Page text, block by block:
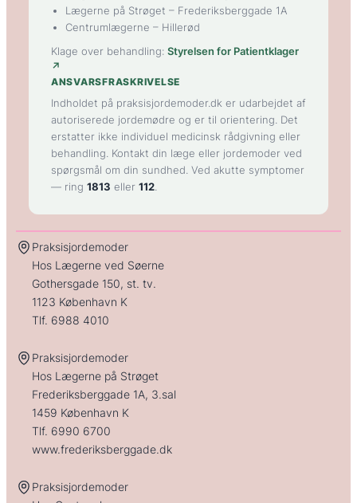
Lægerne på Strøget – Frederiksberggade 1A
Centrumlægerne – Hillerød
Klage over behandling: Styrelsen for Patientklager
↗
ANSVARSFRASKRIVELSE
Indholdet på praksisjordemoder.dk er udarbejdet af
autoriserede jordemødre og er til orientering. Det
erstatter ikke individuel medicinsk rådgivning eller
behandling. Kontakt din læge eller jordemoder ved
spørgsmål om din sundhed. Ved akutte symptomer
— ring 1813 eller 112
Praksisjordemoder
Hos Lægerne ved Søerne
Gothersgade 150, st. tv.
1123 København K
Tlf. 6988 4010
Praksisjordemoder
Hos Lægerne på Strøget
Frederiksberggade 1A, 3.sal
1459 København K
Tlf. 6990 6700
www.frederiksberggade.dk
Praksisjordemoder